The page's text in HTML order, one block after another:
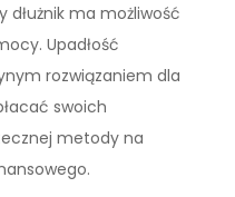
dłużnik ma możliwość
Upadłość
rozwiązaniem dla
swoich
metody na